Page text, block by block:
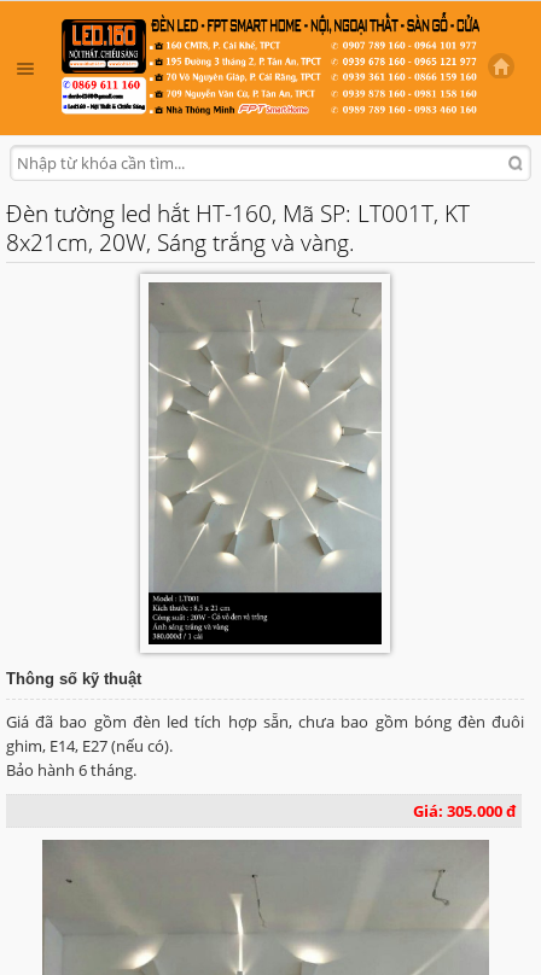
Đèn tường led hắt HT-160, Mã SP: LT001T, KT
8x21cm, 20W, Sáng trắng và vàng.
Thông số kỹ thuật
Giá đã bao gồm đèn led tích hợp sẵn, chưa bao gồm bóng đèn đuôi
ghim, E14, E27 (nếu có).
Bảo hành 6 tháng.
Giá: 305.000 đ